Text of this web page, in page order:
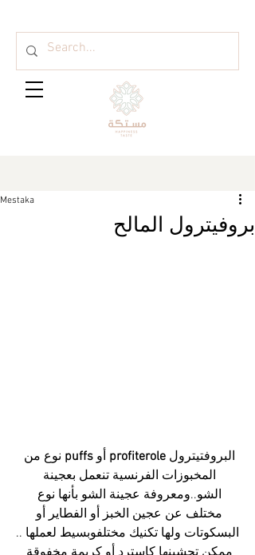
بروفيترول المالح
Mestaka
البروفتيترول profiterole أو puffs نوع من
المخبوزات الفرنسية تنعمل بعجينة
الشو..ومعروفة عجينة الشو بأنها نوع
مختلف عن عجين الخبز أو الفطاير أو
البسكوتات ولها تكنيك مختلفوبسيط لعملها ..